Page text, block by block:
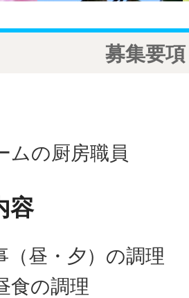
募集要項
ムの厨房職員
容
（昼・夕）の調理
食の調理